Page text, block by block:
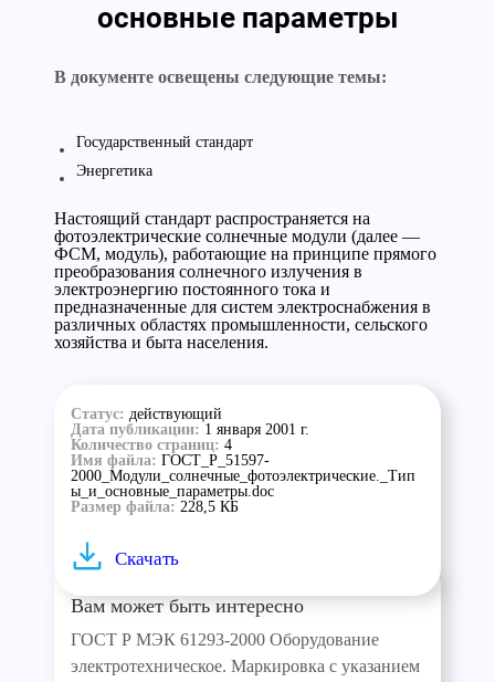
основные параметры
В документе освещены следующие темы:
Государственный стандарт
Энергетика
Настоящий стандарт распространяется на
фотоэлектрические солнечные модули (далее —
ФСМ, модуль), работающие на принципе прямого
преобразования солнечного излучения в
электроэнергию постоянного тока и
предназначенные для систем электроснабжения в
различных областях промышленности, сельского
хозяйства и быта населения.
Статус: действующий
Дата публикации: 1 января 2001 г.
Количество страниц: 4
Имя файла: ГОСТ_Р_51597-
2000_Модули_солнечные_фотоэлектрические._Тип
ы_и_основные_параметры.doc
Размер файла: 228,5 КБ
Скачать
Вам может быть интересно
ГОСТ Р МЭК 61293-2000 Оборудование
электротехническое. Маркировка с указанием